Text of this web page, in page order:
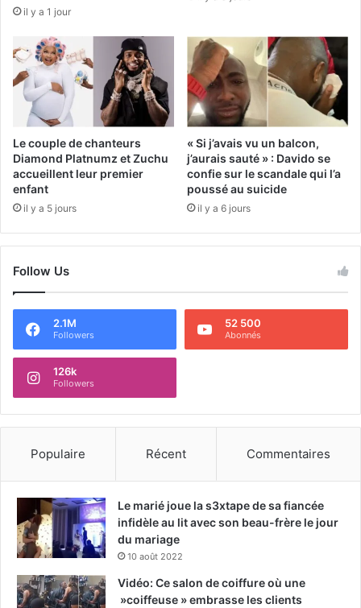
il y a 1 jour
Le couple de chanteurs
Diamond Platnumz et Zuchu
accueillent leur premier
enfant
il y a 5 jours
« Si j’avais vu un balcon,
j’aurais sauté » : Davido se
confie sur le scandale qui l’a
poussé au suicide
il y a 6 jours
Follow Us
2.1M
Followers
52 500
Abonnés
126k
Followers
Populaire Récent Commentaires
Le marié joue la s3xtape de sa fiancée
infidèle au lit avec son beau-frère le jour
du mariage
10 août 2022
Vidéo: Ce salon de coiffure où une
»coiffeuse » embrasse les clients